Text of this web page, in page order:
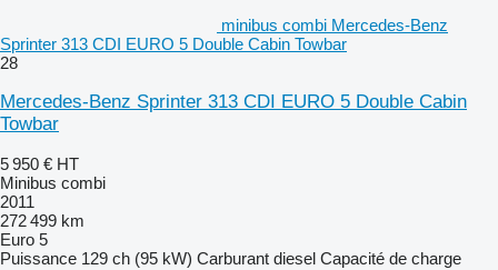
minibus combi Mercedes-Benz
Sprinter 313 CDI EURO 5 Double Cabin Towbar
28
Mercedes-Benz Sprinter 313 CDI EURO 5 Double Cabin
Towbar
5 950 € HT
Minibus combi
2011
272 499 km
Euro 5
Puissance 129 ch (95 kW) Carburant diesel Capacité de charge